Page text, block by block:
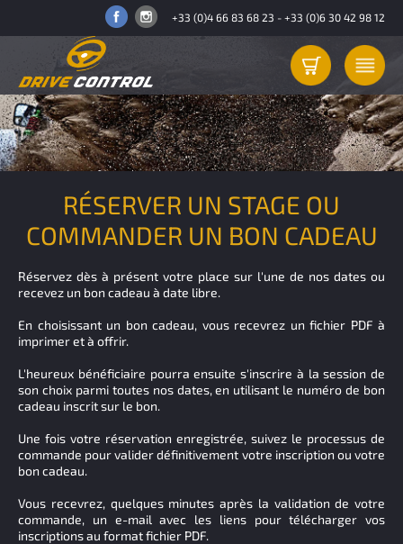
+33 (0)4 66 83 68 23 - +33 (0)6 30 42 98 12
RÉSERVER UN STAGE OU
COMMANDER UN BON CADEAU
Réservez dès à présent votre place sur l'une de nos dates ou
recevez un bon cadeau à date libre.
En choisissant un bon cadeau, vous recevrez un fichier PDF à
imprimer et à offrir.
L'heureux bénéficiaire pourra ensuite s'inscrire à la session de
son choix parmi toutes nos dates, en utilisant le numéro de bon
cadeau inscrit sur le bon.
Une fois votre réservation enregistrée, suivez le processus de
commande pour valider définitivement votre inscription ou votre
bon cadeau.
Vous recevrez, quelques minutes après la validation de votre
commande, un e-mail avec les liens pour télécharger vos
inscriptions au format fichier PDF.